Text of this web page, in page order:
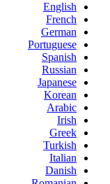
English
French
German
Portuguese
Spanish
Russian
Japanese
Korean
Arabic
Irish
Greek
Turkish
Italian
Danish